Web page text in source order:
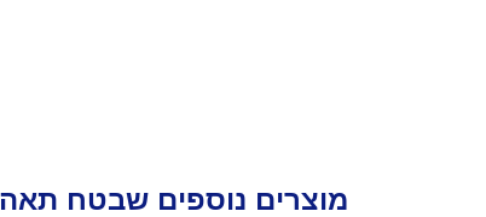
מוצרים נוספים שבטח